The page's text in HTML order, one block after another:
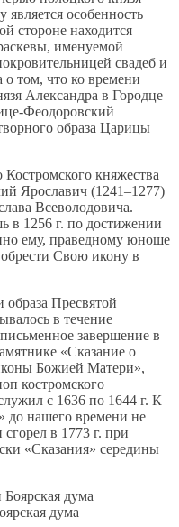
особенность
стороне находится
именуемой
свадеб и
о том, что ко времени
Александра в Городце
Феодоровский
образа Царицы
Костромского княжества
Ярославич (1241–1277)
Всеволодовича.
в 1256 г. по достижении
ему, праведному юноше
Свою икону в
образа Пресвятой
в течение
завершение в
«Сказание о
Божией Матери»,
костромского
с 1636 по 1644 г. К
до нашего времени не
сгорел в 1773 г. при
«Сказания» середины
дума